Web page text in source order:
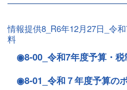
情報提供8_R6年12月27日_令
料
◉8-00_令和7年度予算・
◉8-01_令和７年度予算の